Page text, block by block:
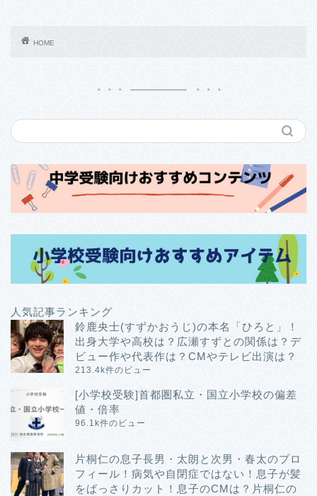
HOME
人気記事ランキング
鈴鹿央士(すずかおうじ)の本名「ひろと」！
出身大学や高校は？広瀬すずとの関係は？デ
ビュー作や代表作は？CMやテレビ出演は？
213.4k件のビュー
[小学校受験]首都圏私立・国立小学校の偏差
値・倍率
96.1k件のビュー
片桐仁の息子長男・太朗と次男・春太のプロ
フィール！病気や自閉症ではない！息子が髪
をばっさりカット！息子のCMは？片桐仁の